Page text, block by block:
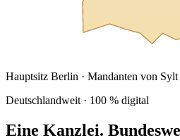
Hauptsitz Berlin · Mandanten von
Deutschlandweit · 100 % digital
Eine Kanzlei.